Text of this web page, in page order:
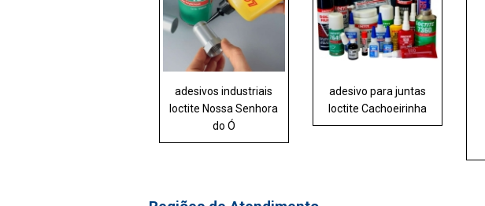
adesivos industriais
loctite Nossa Senhora
do Ó
adesivo para juntas
loctite Cachoeirinha